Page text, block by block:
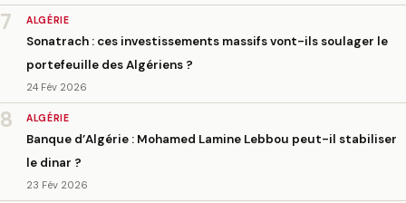
7 ALGÉRIE
Sonatrach : ces investissements massifs vont-ils soulager le
portefeuille des Algériens ?
24 Fév 2026
8 ALGÉRIE
Banque d’Algérie : Mohamed Lamine Lebbou peut-il stabiliser
le dinar ?
23 Fév 2026